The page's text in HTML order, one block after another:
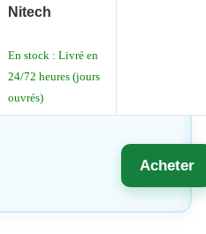
Nitech
En stock : Livré en
24/72 heures (jours
ouvrés)
Acheter